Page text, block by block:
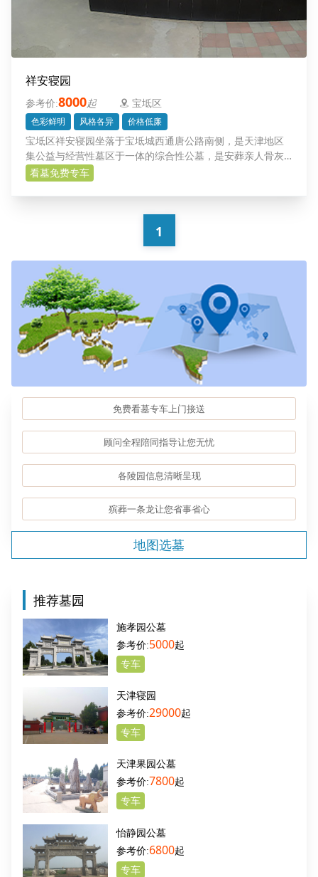
祥安寝园
8000起 宝坻区
色彩鲜明 风格各异 价格低廉
宝坻区祥安寝园坐落于宝坻城西通唐公路南侧，是天津地区
集公益与经营性墓区于一体的综合性公墓，是安葬亲人骨灰
理想的场所，欢迎广大客户惠顾、参观、垂询，为您的亲人
选择理想的墓位。
看墓免费专车
1
免费看墓专车上门接送
顾问全程陪同指导让您无忧
各陵园信息清晰呈现
殡葬一条龙让您省事省心
地图选墓
推荐墓园
施孝园公墓
5000起
专车
天津寝园
29000起
专车
天津果园公墓
7800起
专车
怡静园公墓
6800起
专车